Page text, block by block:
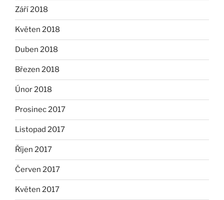
Září 2018
Květen 2018
Duben 2018
Březen 2018
Únor 2018
Prosinec 2017
Listopad 2017
Říjen 2017
Červen 2017
Květen 2017